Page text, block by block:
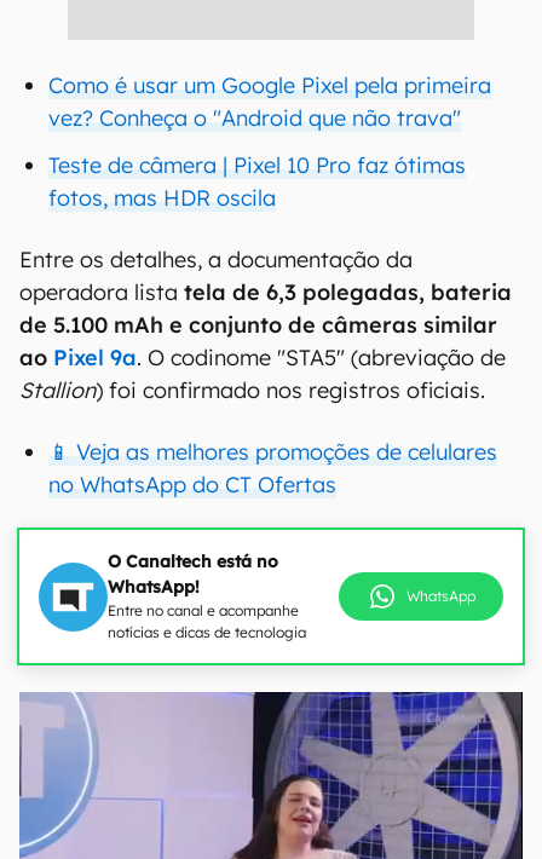
Como é usar um Google Pixel pela primeira
vez? Conheça o "Android que não trava"
Teste de câmera | Pixel 10 Pro faz ótimas
fotos, mas HDR oscila
Entre os detalhes, a documentação da
operadora lista tela de 6,3 polegadas, bateria
de 5.100 mAh e conjunto de câmeras similar
ao Pixel 9a. O codinome "STA5" (abreviação de
Stallion) foi confirmado nos registros oficiais.
📱 Veja as melhores promoções de celulares
no WhatsApp do CT Ofertas
O Canaltech está no
WhatsApp!
Entre no canal e acompanhe
notícias e dicas de tecnologia
WhatsApp